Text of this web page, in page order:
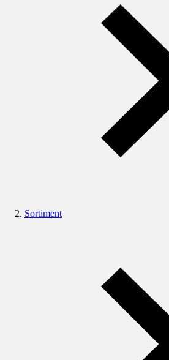
Sortiment